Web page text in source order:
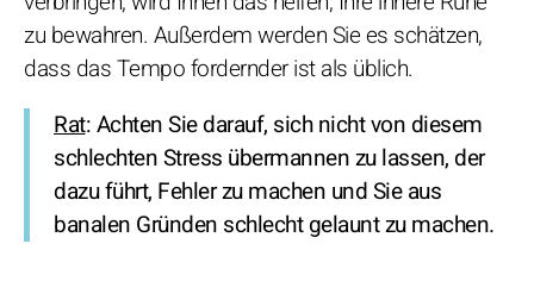
zu bewahren. Außerdem werden Sie es schätzen,
dass das Tempo fordernder ist als üblich.
Rat: Achten Sie darauf, sich nicht von diesem
schlechten Stress übermannen zu lassen, der
dazu führt, Fehler zu machen und Sie aus
banalen Gründen schlecht gelaunt zu machen.